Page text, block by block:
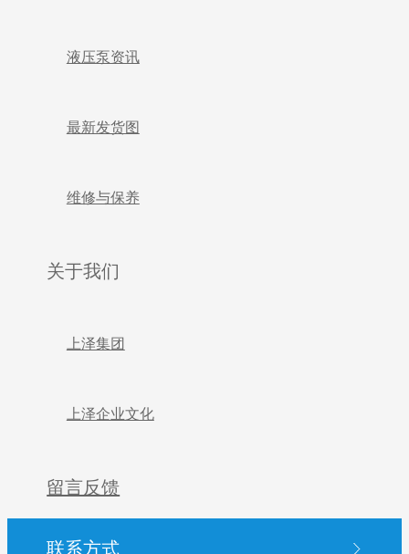
液压泵资讯
最新发货图
维修与保养
关于我们
上泽集团
上泽企业文化
留言反馈
联系方式